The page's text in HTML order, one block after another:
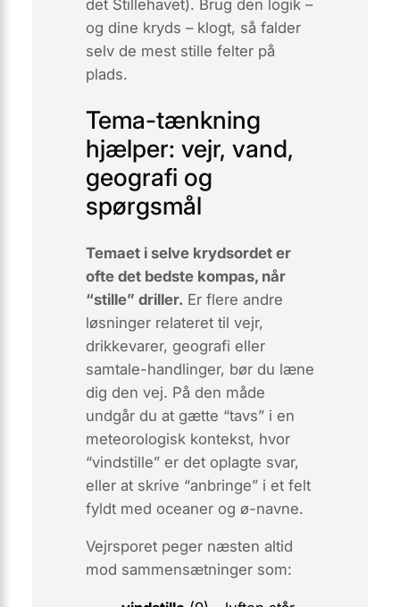
det Stillehavet). Brug den logik –
og dine kryds – klogt, så falder
selv de mest stille felter på
plads.
Tema-tænkning
hjælper: vejr, vand,
geografi og
spørgsmål
Temaet i selve krydsordet er
ofte det bedste kompas, når
“stille” driller. Er flere andre
løsninger relateret til vejr,
drikkevarer, geografi eller
samtale-handlinger, bør du læne
dig den vej. På den måde
undgår du at gætte “tavs” i en
meteorologisk kontekst, hvor
“vindstille” er det oplagte svar,
eller at skrive “anbringe” i et felt
fyldt med oceaner og ø-navne.
Vejrsporetpeger næsten altid
mod sammensætninger som: